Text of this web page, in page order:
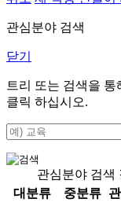
관심분야 검색
닫기
트리 또는 검색을
클릭 하십시오.
관심분야 검색
대분류
중분류